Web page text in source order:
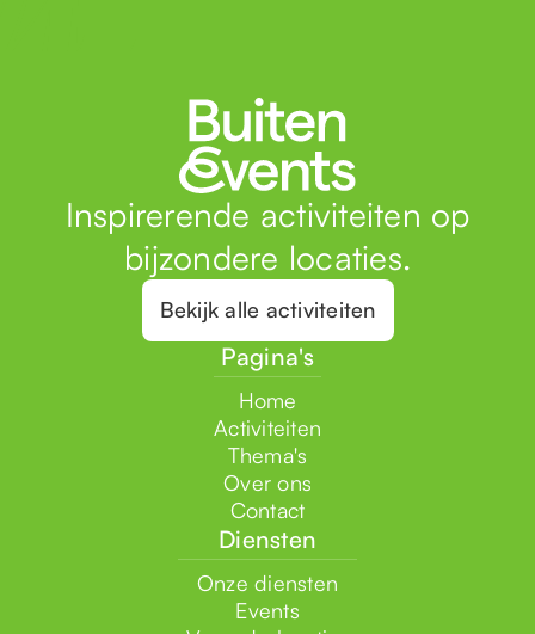
Inspirerende activiteiten op
bijzondere locaties.
Bekijk alle activiteiten
Pagina's
Home
Activiteiten
Thema's
Over ons
Contact
Diensten
Onze diensten
Events